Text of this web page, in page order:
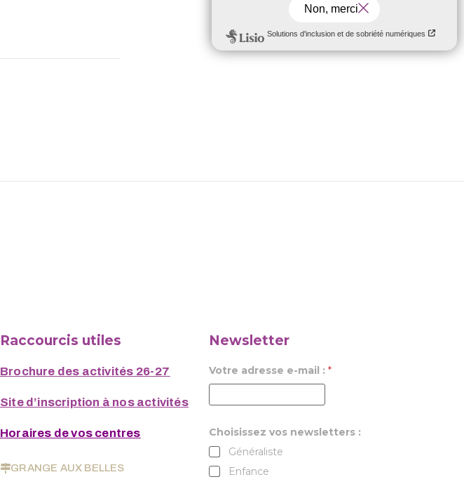
Raccourcis utiles
Brochure des activités 26-27
Site d’inscription à nos activités
Horaires de vos centres
GRANGE AUX BELLES
Newsletter
Votre adresse e-mail : *
Choisissez vos newsletters :
Généraliste
Enfance